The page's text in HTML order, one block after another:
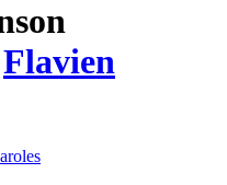
Flavien